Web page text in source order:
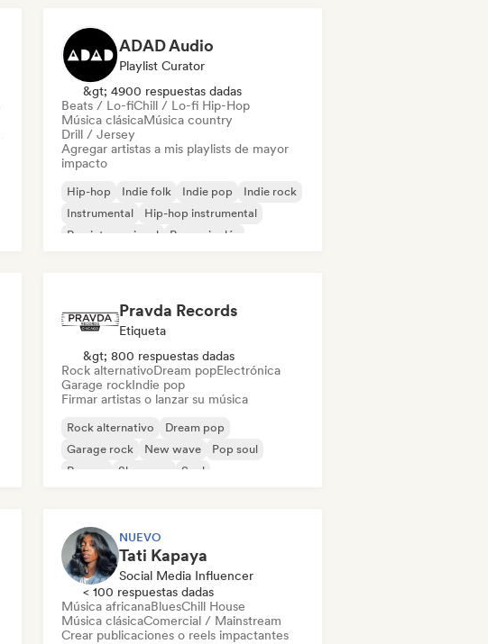
ADAD Audio
Playlist Curator
&gt; 4900 respuestas dadas
Beats / Lo-fiChill / Lo-fi Hip-Hop
Música clásicaMúsica country
Drill / Jersey
Agregar artistas a mis playlists de mayor
impacto
Hip-hop Indie folk Indie pop
Indie rock
Instrumental
Hip-hop instrumental
Rap internacional
Rap en inglés
Pravda Records
Etiqueta
&gt; 800 respuestas dadas
Rock alternativoDream popElectrónica
Garage rockIndie pop
Firmar artistas o lanzar su música
Rock alternativo
Dream pop
Garage rock
New wave
Pop soul
Reggae
Shoegaze Soul
NUEVO
Tati Kapaya
Social Media Influencer
< 100 respuestas dadas
Música africanaBluesChill House
Música clásicaComercial / Mainstream
Crear publicaciones o reels impactantes